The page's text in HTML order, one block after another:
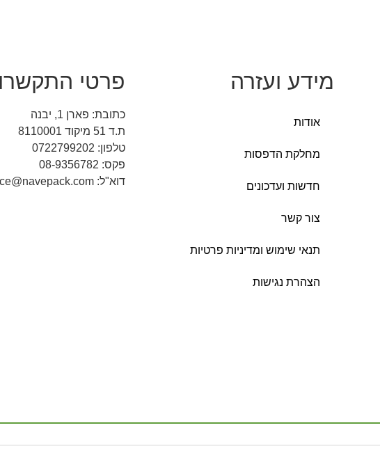
מידע ועזרה
אודות
מחלקת הדפסות
חדשות ועדכונים
צור קשר
תנאי שימוש ומדיניות פרטיות
הצהרת נגישות
פרטי
כתובת: פארן 1, יבנה
ת.ד 51 מיקוד 8110001
טלפון: 0722799202
פקס: 08-9356782
דוא"ל: office@navepack.com